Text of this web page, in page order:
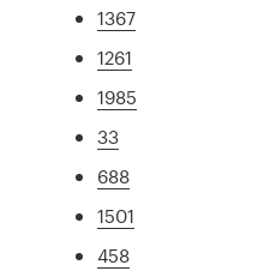
1367
1261
1985
33
688
1501
458